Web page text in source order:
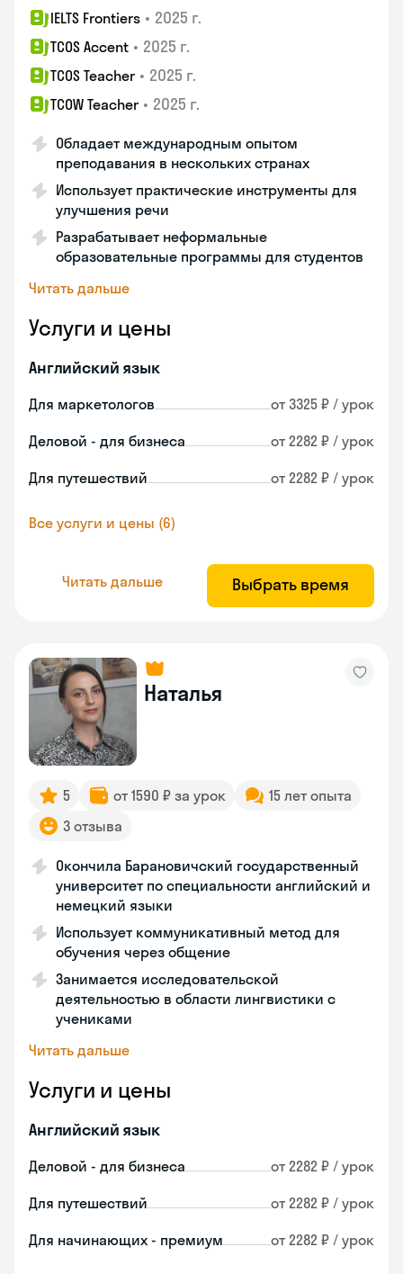
IELTS Frontiers • 2025 г.
TCOS Accent • 2025 г.
TCOS Teacher • 2025 г.
TCOW Teacher • 2025 г.
Обладает международным опытом
преподавания в нескольких странах
Использует практические инструменты для
улучшения речи
Разрабатывает неформальные
образовательные программы для студентов
Читать дальше
Услуги и цены
Английский язык
Для маркетологов от 3325 ₽ / урок
Деловой - для бизнеса от 2282 ₽ / урок
Для путешествий от 2282 ₽ / урок
Все услуги и цены (6)
Читать дальше Выбрать время
Наталья
5 от 1590 ₽ за урок
15 лет опыта
3 отзыва
Окончила Барановичский государственный
университет по специальности английский и
немецкий языки
Использует коммуникативный метод для
обучения через общение
Занимается исследовательской
деятельностью в области лингвистики с
учениками
Читать дальше
Услуги и цены
Английский язык
Деловой - для бизнеса от 2282 ₽ / урок
Для путешествий от 2282 ₽ / урок
Для начинающих - премиум от 2282 ₽ / урок